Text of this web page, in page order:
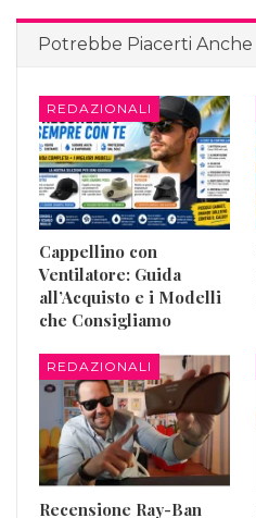
Potrebbe Piacerti Anche
REDAZIONALI
Cappellino con
Ventilatore: Guida
all’Acquisto e i Modelli
che Consigliamo
REDAZIONALI
Recensione Ray-Ban